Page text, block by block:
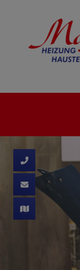
schließen
und schließen